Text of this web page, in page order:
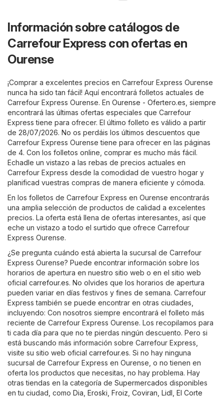
Información sobre catálogos de
Carrefour Express con ofertas en
Ourense
¡Comprar a excelentes precios en Carrefour Express Ourense
nunca ha sido tan fácil! Aquí encontrará folletos actuales de
Carrefour Express Ourense. En Ourense - Ofertero.es , siempre
encontrará las últimas ofertas especiales que Carrefour
Express tiene para ofrecer. El último folleto es válido a partir
de 28/07/2026. No os perdáis los últimos descuentos que
Carrefour Express Ourense tiene para ofrecer en las páginas
de 4. Con los folletos online, comprar es mucho más fácil.
Echadle un vistazo a las rebas de precios actuales en
Carrefour Express desde la comodidad de vuestro hogar y
planificad vuestras compras de manera eficiente y cómoda.
En los folletos de Carrefour Express en Ourense encontrarás
una amplia selección de productos de calidad a excelentes
precios. La oferta está llena de ofertas interesantes, así que
eche un vistazo a todo el surtido que ofrece Carrefour
Express Ourense.
¿Se pregunta cuándo está abierta la sucursal de Carrefour
Express Ourense? Puede encontrar información sobre los
horarios de apertura en nuestro sitio web o en el sitio web
oficial carrefour.es. No olvides que los horarios de apertura
pueden variar en días festivos y fines de semana. Carrefour
Express también se puede encontrar en otras ciudades,
incluyendo: Con nosotros siempre encontrará el folleto más
reciente de Carrefour Express Ourense. Los recopilamos para
ti cada día para que no te pierdas ningún descuento. Pero si
está buscando más información sobre Carrefour Express,
visite su sitio web oficial carrefour.es. Si no hay ninguna
sucursal de Carrefour Express en Ourense, o no tienen en
oferta los productos que necesitas, no hay problema. Hay
otras tiendas en la categoría de Supermercados disponibles
en tu ciudad, como Dia Eroski Froiz Coviran Lidl El Corte